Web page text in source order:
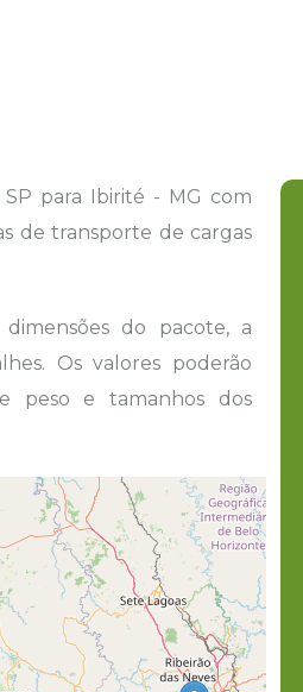
para Ibirité - MG com
de transporte de cargas
do pacote, a
Os valores poderão
peso e tamanhos dos